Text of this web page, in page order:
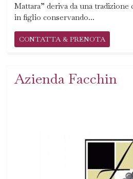
Mattara” deriva da una tradizione
in figlio conservando...
CONTATTA & PRENOTA
Azienda Facchin